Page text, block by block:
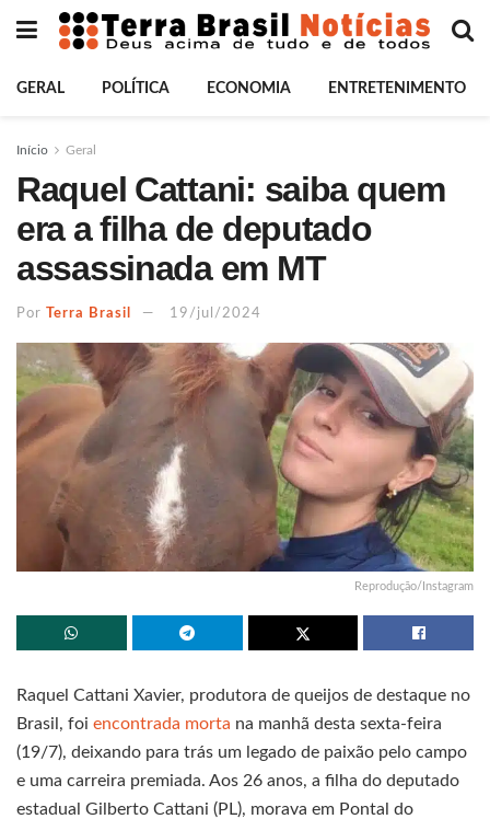
GERAL POLÍTICA ECONOMIA ENTRETENIMENTO
Início Geral
Raquel Cattani: saiba quem
era a filha de deputado
assassinada em MT
Por Terra Brasil 19/jul/2024
Reprodução/Instagram
Raquel Cattani Xavier, produtora de queijos de destaque no
Brasil, foi encontrada morta na manhã desta sexta-feira
(19/7), deixando para trás um legado de paixão pelo campo
e uma carreira premiada. Aos 26 anos, a filha do deputado
estadual Gilberto Cattani (PL), morava em Pontal do